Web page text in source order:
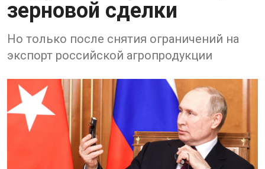
зерновой сделки
Но только после снятия ограничений на
экспорт российской агропродукции